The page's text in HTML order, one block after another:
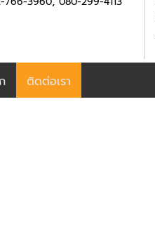
ติดต่อเรา